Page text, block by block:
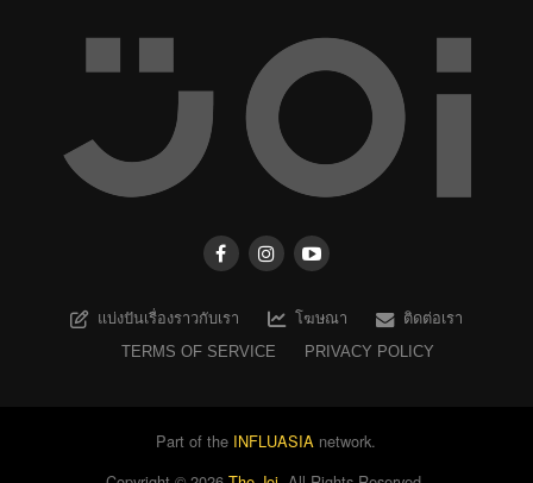
แบ่งปันเรื่องราวกับเรา โฆษณา
ติดต่อเรา
TERMS OF SERVICE
PRIVACY POLICY
Part of the INFLUASIA network.